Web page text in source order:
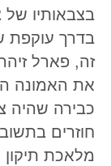
בצבאותיו של
בדרך עוקפת
זה, פארל
את האמונה
כבירה שהיה
חוזרים
מלאכת